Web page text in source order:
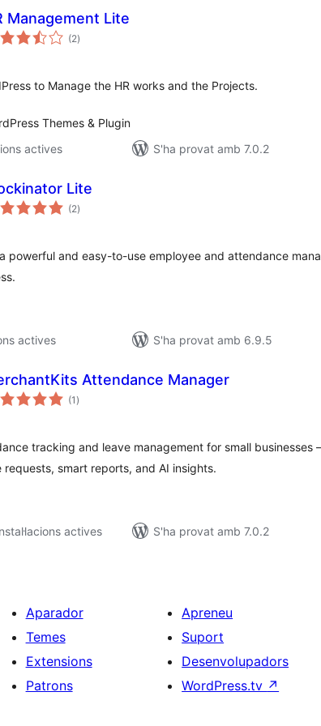
Management Lite
(2puntuacions
totals
)
to Manage the HR works and the Projects.
Themes & Plugin
actives
S'ha provat amb 7.0.2
Lite
(2puntuacions
totals
)
powerful and easy-to-use employee and attendance
actives
S'ha provat amb 6.9.5
Attendance Manager
(1 puntuacions
totals
)
tracking and leave management for small businesses
requests, smart reports, and AI insights.
actives
S'ha provat amb 7.0.2
Aparador
Temes
Extensions
Patrons
Apreneu
Suport
Desenvolupadors
WordPress.tv ↗